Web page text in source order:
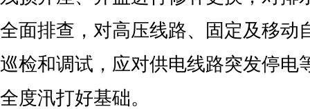
全面排查，对高压线路、固定及移动
巡检和调试，应对供电线路突发停电
全度汛打好基础。